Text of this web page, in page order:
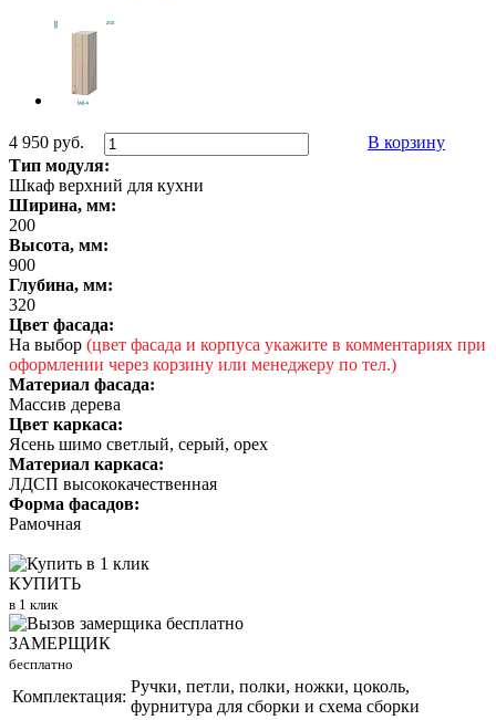
4 950 руб.
В корзину
Тип модуля:
Шкаф верхний для кухни
Ширина, мм:
200
Высота, мм:
900
Глубина, мм:
320
Цвет фасада:
На выбор (цвет фасада и корпуса укажите в комментариях при
оформлении через корзину или менеджеру по тел.)
Материал фасада:
Массив дерева
Цвет каркаса:
Ясень шимо светлый, серый, орех
Материал каркаса:
ЛДСП высококачественная
Форма фасадов:
Рамочная
КУПИТЬ
в 1 клик
ЗАМЕРЩИК
бесплатно
Комплектация:
Ручки, петли, полки, ножки, цоколь,
фурнитура для сборки и схема сборки